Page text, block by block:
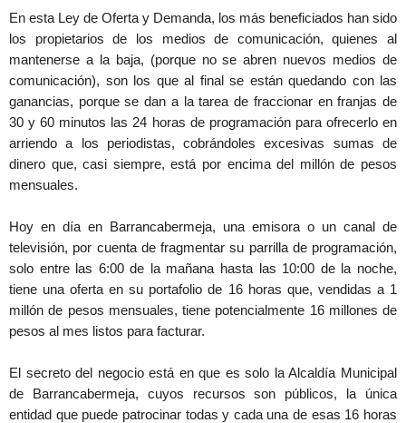
En esta Ley de Oferta y Demanda, los más beneficiados han sido
los propietarios de los medios de comunicación, quienes al
mantenerse a la baja, (porque no se abren nuevos medios de
comunicación), son los que al final se están quedando con las
ganancias, porque se dan a la tarea de fraccionar en franjas de
30 y 60 minutos las 24 horas de programación para ofrecerlo en
arriendo a los periodistas, cobrándoles excesivas sumas de
dinero que, casi siempre, está por encima del millón de pesos
mensuales.
Hoy en día en Barrancabermeja, una emisora o un canal de
televisión, por cuenta de fragmentar su parrilla de programación,
solo entre las 6:00 de la mañana hasta las 10:00 de la noche,
tiene una oferta en su portafolio de 16 horas que, vendidas a 1
millón de pesos mensuales, tiene potencialmente 16 millones de
pesos al mes listos para facturar.
El secreto del negocio está en que es solo la Alcaldía Municipal
de Barrancabermeja, cuyos recursos son públicos, la única
entidad que puede patrocinar todas y cada una de esas 16 horas